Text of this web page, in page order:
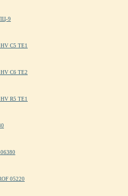
9
C5 TE1
HV C6 TE2
R5 TE1
05220